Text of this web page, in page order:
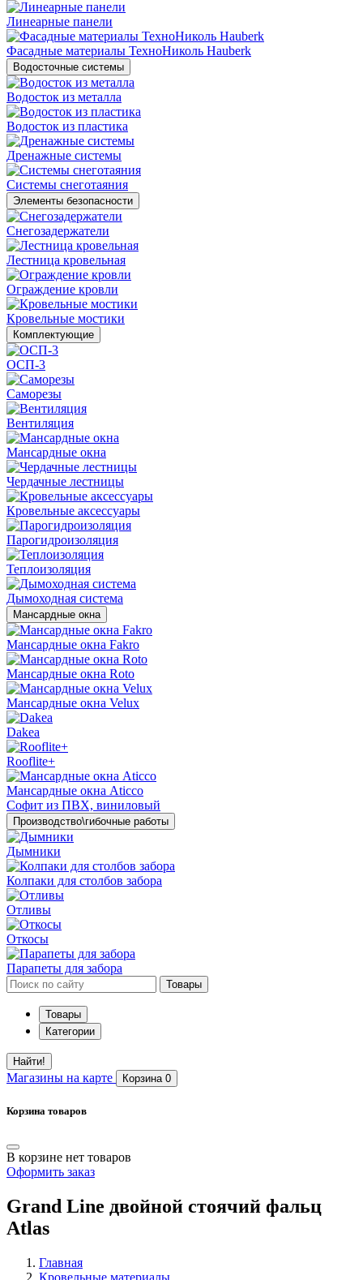
Линеарные панели
Фасадные материалы ТехноНиколь Hauberk
Водосточные системы
Водосток из металла
Водосток из пластика
Дренажные системы
Системы снеготаяния
Элементы безопасности
Снегозадержатели
Лестница кровельная
Ограждение кровли
Кровельные мостики
Комплектующие
ОСП-3
Саморезы
Вентиляция
Мансардные окна
Чердачные лестницы
Кровельные аксессуары
Парогидроизоляция
Теплоизоляция
Дымоходная система
Мансардные окна
Мансардные окна Fakro
Мансардные окна Roto
Мансардные окна Velux
Dakea
Rooflite+
Мансардные окна Aticco
Софит из ПВХ, виниловый
Производство\гибочные работы
Дымники
Колпаки для столбов забора
Отливы
Откосы
Парапеты для забора
Товары
Товары
Категории
Найти!
Магазины на карте Корзина 0
Корзина товаров
В корзине нет товаров
Оформить заказ
Grand Line двойной стоячий фальц
Atlas
Главная